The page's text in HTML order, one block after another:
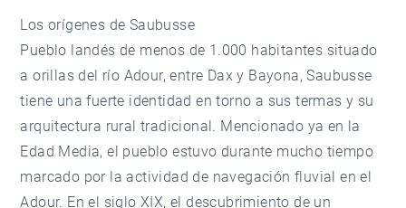
Los orígenes de Saubusse
Pueblo landés de menos de 1.000 habitantes situado
a orillas del río Adour, entre Dax y Bayona, Saubusse
tiene una fuerte identidad en torno a sus termas y su
arquitectura rural tradicional. Mencionado ya en la
Edad Media, el pueblo estuvo durante mucho tiempo
marcado por la actividad de navegación fluvial en el
Adour. En el siglo XIX, el descubrimiento de un